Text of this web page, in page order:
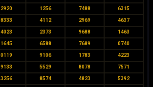
2920 1256 7488 6315
8333 4112 2969 4637
4023 2373 9688 1463
1645 6588 7689 0740
0119 9106 1783 4223
9133 5529 8078 7571
3256 8574 4823 5392